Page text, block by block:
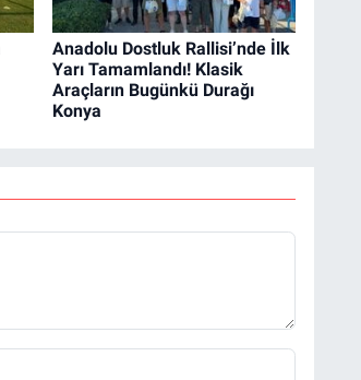
Anadolu Dostluk Rallisi’nde İlk
Yarı Tamamlandı! Klasik
Araçların Bugünkü Durağı
Konya